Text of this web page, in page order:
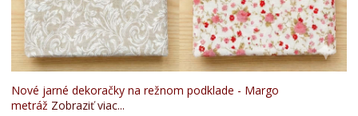
Nové jarné dekoračky na režnom podklade - Margo
metráž Zobraziť viac...